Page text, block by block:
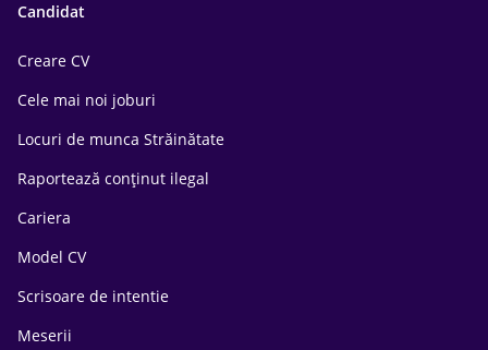
Candidat
Creare CV
Cele mai noi joburi
Locuri de munca Străinătate
Raportează conținut ilegal
Cariera
Model CV
Scrisoare de intentie
Meserii